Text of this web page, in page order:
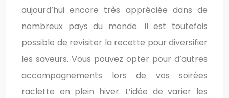
aujourd’hui encore très appréciée dans de
nombreux pays du monde. Il est toutefois
possible de revisiter la recette pour diversifier
les saveurs. Vous pouvez opter pour d’autres
accompagnements lors de vos soirées
raclette en plein hiver. L’idée de varier les